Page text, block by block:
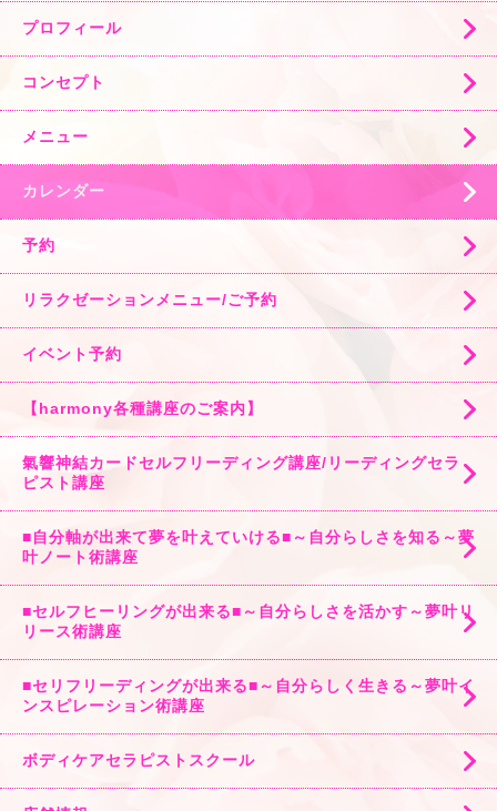
プロフィール
コンセプト
メニュー
カレンダー
予約
リラクゼーションメニュー/ご予約
イベント予約
【harmony各種講座のご案内】
氣響神結カードセルフリーディング講座/リーディングセラ
ピスト講座
■自分軸が出来て夢を叶えていける■～自分らしさを知る～夢
叶ノート術講座
■セルフヒーリングが出来る■～自分らしさを活かす～夢叶リ
リース術講座
■セリフリーディングが出来る■～自分らしく生きる～夢叶イ
ンスピレーション術講座
ボディケアセラピストスクール